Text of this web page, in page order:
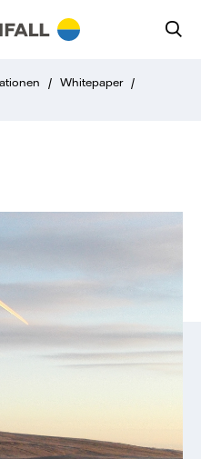
/ Whitepaper
/